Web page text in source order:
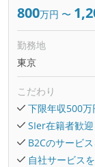
800万円 〜
勤務地
東京
こだわり
下限年収500万
SIer在籍者歓迎
B2Cのサービ
自社サービス